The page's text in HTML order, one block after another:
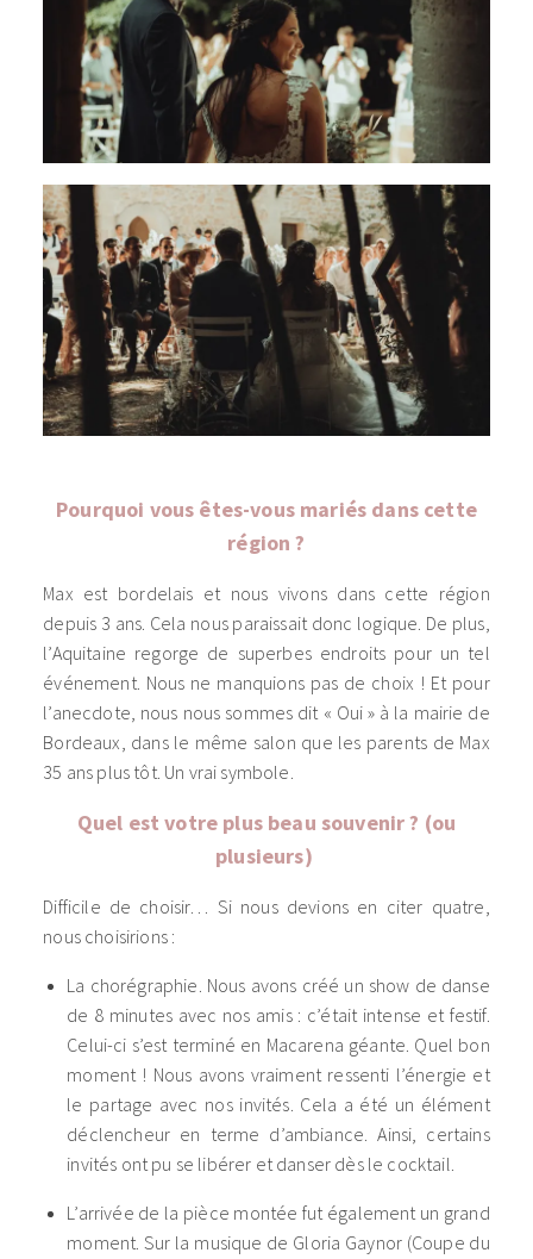
Pourquoi vous êtes-vous mariés dans cette
région ?
Max est bordelais et nous vivons dans cette région
depuis 3 ans. Cela nous paraissait donc logique. De plus,
l’Aquitaine regorge de superbes endroits pour un tel
événement. Nous ne manquions pas de choix ! Et pour
l’anecdote, nous nous sommes dit « Oui » à la mairie de
Bordeaux, dans le même salon que les parents de Max
35 ans plus tôt. Un vrai symbole.
Quel est votre plus beau souvenir ? (ou
plusieurs)
Difficile de choisir… Si nous devions en citer quatre,
nous choisirions :
La chorégraphie. Nous avons créé un show de danse
de 8 minutes avec nos amis : c’était intense et festif.
Celui-ci s’est terminé en Macarena géante. Quel bon
moment ! Nous avons vraiment ressenti l’énergie et
le partage avec nos invités. Cela a été un élément
déclencheur en terme d’ambiance. Ainsi, certains
invités ont pu se libérer et danser dès le cocktail.
L’arrivée de la pièce montée fut également un grand
moment. Sur la musique de Gloria Gaynor (Coupe du